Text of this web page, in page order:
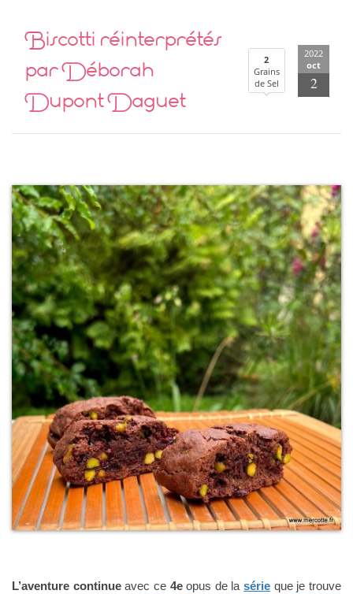
Biscotti réinterprétés
par Déborah
Dupont Daguet
2
Grains
de Sel
2022
oct
2
L’aventure continueavec ce 4eopus de lasérie que je trouve